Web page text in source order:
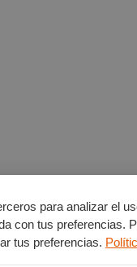
para analizar el
con tus preferencias.
tus preferencias.